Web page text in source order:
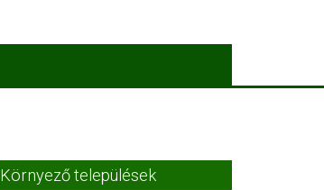
Környező települések